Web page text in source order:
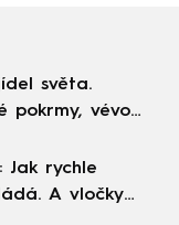
světa.
pokrmy, vévodí
Jak rychle
A vločky